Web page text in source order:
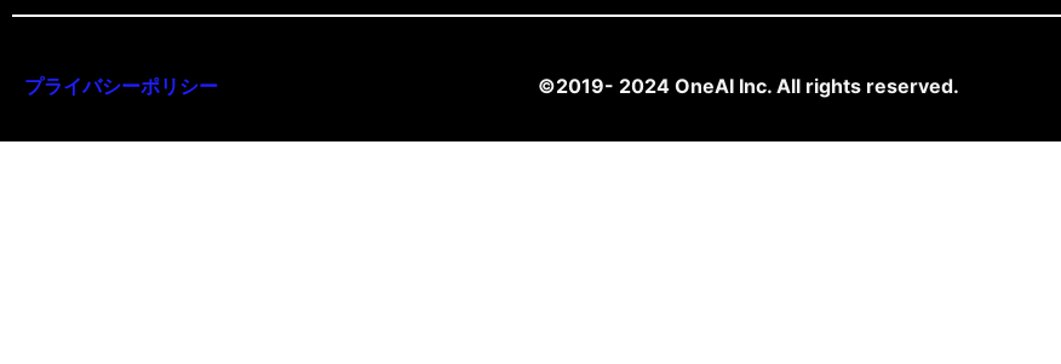
プライバシーポリシー ©2019- 2024 OneAI Inc. All rights reserved.